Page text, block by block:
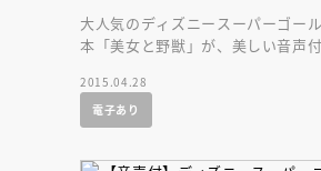
大人気のディズニースーパーゴー
本「美女と野獣」が、美しい音声
2015.04.28
電子あり